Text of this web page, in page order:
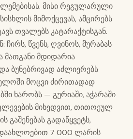
მისი რეგულარული
მიმოქცევას, ამცირებს
თვალებს კატარაქტისგან.
ჩირს, წვენს, ღვინოს, მურაბას
მდიდარია
ბუნებრივად აძლიერებს
მოცვი ძირითადად
ხარობს — გურიაში, აჭარაში
მიხედვით, თითოეულ
გაშენებას გადაწყვეტს,
7 000 ლარის